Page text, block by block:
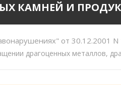
КАМНЕЙ И
от 30.12.2001
драгоценных металлов,